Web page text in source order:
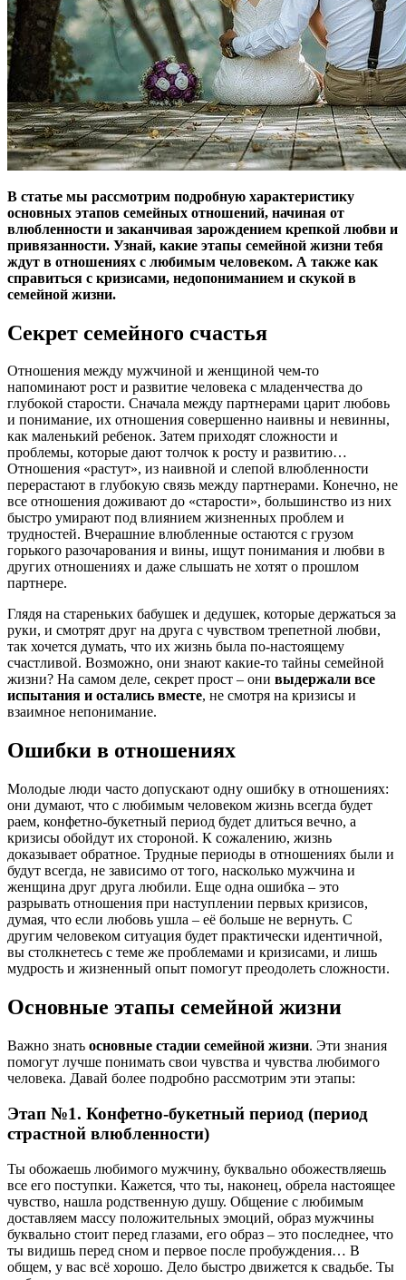
В статье мы рассмотрим подробную характеристику
основных этапов семейных отношений, начиная от
влюбленности и заканчивая зарождением крепкой любви и
привязанности. Узнай, какие этапы семейной жизни тебя
ждут в отношениях с любимым человеком. А также как
справиться с кризисами, недопониманием и скукой в
семейной жизни.
Секрет семейного счастья
Отношения между мужчиной и женщиной чем-то
напоминают рост и развитие человека с младенчества до
глубокой старости. Сначала между партнерами царит любовь
и понимание, их отношения совершенно наивны и невинны,
как маленький ребенок. Затем приходят сложности и
проблемы, которые дают толчок к росту и развитию…
Отношения «растут», из наивной и слепой влюбленности
перерастают в глубокую связь между партнерами. Конечно, не
все отношения доживают до «старости», большинство из них
быстро умирают под влиянием жизненных проблем и
трудностей. Вчерашние влюбленные остаются с грузом
горького разочарования и вины, ищут понимания и любви в
других отношениях и даже слышать не хотят о прошлом
партнере.
Глядя на стареньких бабушек и дедушек, которые держаться за
руки, и смотрят друг на друга с чувством трепетной любви,
так хочется думать, что их жизнь была по-настоящему
счастливой. Возможно, они знают какие-то тайны семейной
жизни? На самом деле, секрет прост – они выдержали все
испытания и остались вместе, не смотря на кризисы и
взаимное непонимание.
Ошибки в отношениях
Молодые люди часто допускают одну ошибку в отношениях:
они думают, что с любимым человеком жизнь всегда будет
раем, конфетно-букетный период будет длиться вечно, а
кризисы обойдут их стороной. К сожалению, жизнь
доказывает обратное. Трудные периоды в отношениях были и
будут всегда, не зависимо от того, насколько мужчина и
женщина друг друга любили. Еще одна ошибка – это
разрывать отношения при наступлении первых кризисов,
думая, что если любовь ушла – её больше не вернуть. С
другим человеком ситуация будет практически идентичной,
вы столкнетесь с теме же проблемами и кризисами, и лишь
мудрость и жизненный опыт помогут преодолеть сложности.
Основные этапы семейной жизни
Важно знать основные стадии семейной жизни. Эти знания
помогут лучше понимать свои чувства и чувства любимого
человека. Давай более подробно рассмотрим эти этапы:
Этап №1. Конфетно-букетный период (период
страстной влюбленности)
Ты обожаешь любимого мужчину, буквально обожествляешь
все его поступки. Кажется, что ты, наконец, обрела настоящее
чувство, нашла родственную душу. Общение с любимым
доставляем массу положительных эмоций, образ мужчины
буквально стоит перед глазами, его образ – это последнее, что
ты видишь перед сном и первое после пробуждения… В
общем, у вас всё хорошо. Дело быстро движется к свадьбе. Ты